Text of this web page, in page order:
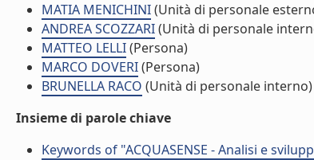
MATIA MENICHINI(Unità di personale
ANDREA SCOZZARI(Unità di personale
MATTEO LELLI(Persona)
MARCO DOVERI(Persona)
BRUNELLA RACO (Unità di personale interno)
Insieme di parole chiave
Keywords of "ACQUASENSE - Analisi e